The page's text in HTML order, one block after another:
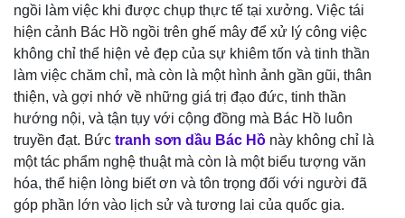
ngồi làm việc khi được chụp thực tế tại xưởng. Việc tái
hiện cảnh Bác Hồ ngồi trên ghế mây để xử lý công việc
không chỉ thể hiện vẻ đẹp của sự khiêm tốn và tinh thần
làm việc chăm chỉ, mà còn là một hình ảnh gần gũi, thân
thiện, và gợi nhớ về những giá trị đạo đức, tinh thần
hướng nội, và tận tụy với cộng đồng mà Bác Hồ luôn
truyền đạt. Bức tranh sơn dầu Bác Hồ này không chỉ là
một tác phẩm nghệ thuật mà còn là một biểu tượng văn
hóa, thể hiện lòng biết ơn và tôn trọng đối với người đã
góp phần lớn vào lịch sử và tương lai của quốc gia.